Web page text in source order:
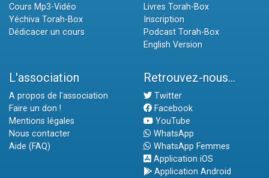
Cours Mp3-Vidéo
Yéchiva Torah-Box
Dédicacer un cours
Livres Torah-Box
Inscription
Podcast Torah-Box
English Version
L'association
A propos de l'association
Faire un don !
Mentions légales
Nous contacter
Aide (FAQ)
Retrouvez-nous...
Twitter
Facebook
YouTube
WhatsApp
WhatsApp Femmes
Application iOS
Application Android